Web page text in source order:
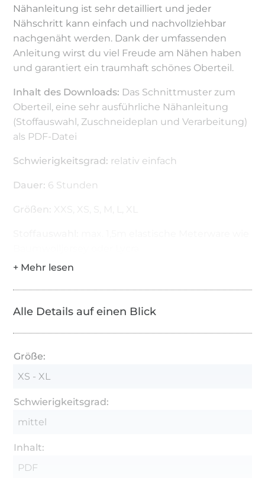
Nähanleitung ist sehr detailliert und jeder
Nähschritt kann einfach und nachvollziehbar
nachgenäht werden. Dank der umfassenden
Anleitung wirst du viel Freude am Nähen haben
und garantiert ein traumhaft schönes Oberteil.
Inhalt des Downloads: Das Schnittmuster zum
Oberteil, eine sehr ausführliche Nähanleitung
(Stoffauswahl, Zuschneideplan und Verarbeitung)
als PDF-Datei
Schwierigkeitsgrad: relativ einfach
Dauer: 6 Stunden
Größen: XXS, XS, S, M, L, XL
Zubehör:eine ca. 3-4cm breite Schnalle (auch
genannt: Verschluss, Schieber, Schließe, Bikini-
Alle Details auf einen Blick
Größe:
XS - XL
Schwierigkeitsgrad:
mittel
Inhalt:
PDF